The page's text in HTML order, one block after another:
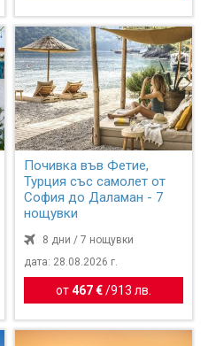
Почивка във Фетие,
Турция със самолет от
София до Даламан - 7
нощувки
8 дни / 7 нощувки
дата: 28.08.2026 г.
от467 €/913 лв.